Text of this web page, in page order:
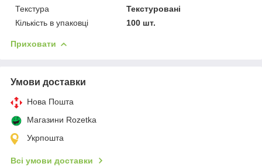
Текстура
Текстуровані
Кількість в упаковці
100 шт.
Приховати
Умови доставки
Нова Пошта
Магазини Rozetka
Укрпошта
Всі умови доставки